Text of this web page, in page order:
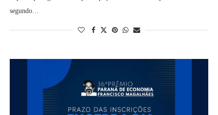
segundo…